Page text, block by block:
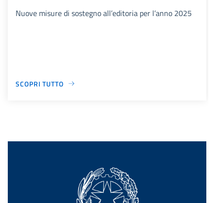
Nuove misure di sostegno all’editoria per l’anno 2025
SCOPRI TUTTO